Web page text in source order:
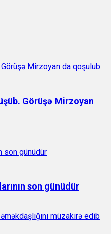
Görüşə Mirzoyan
son günüdür